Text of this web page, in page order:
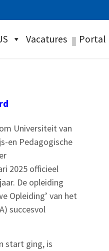
Vacatures Portal
Universiteit van
en Pedagogische
2025 officieel
De opleiding
Opleiding’ van het
succesvol
start ging, is